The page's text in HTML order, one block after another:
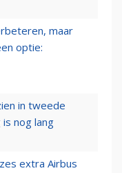
maar
optie:
in tweede
nog lang
extra Airbus